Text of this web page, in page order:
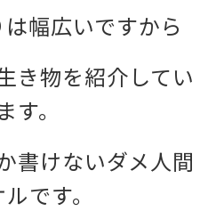
幅広いですから
き物を紹介してい
す。
書けないダメ人間
です。